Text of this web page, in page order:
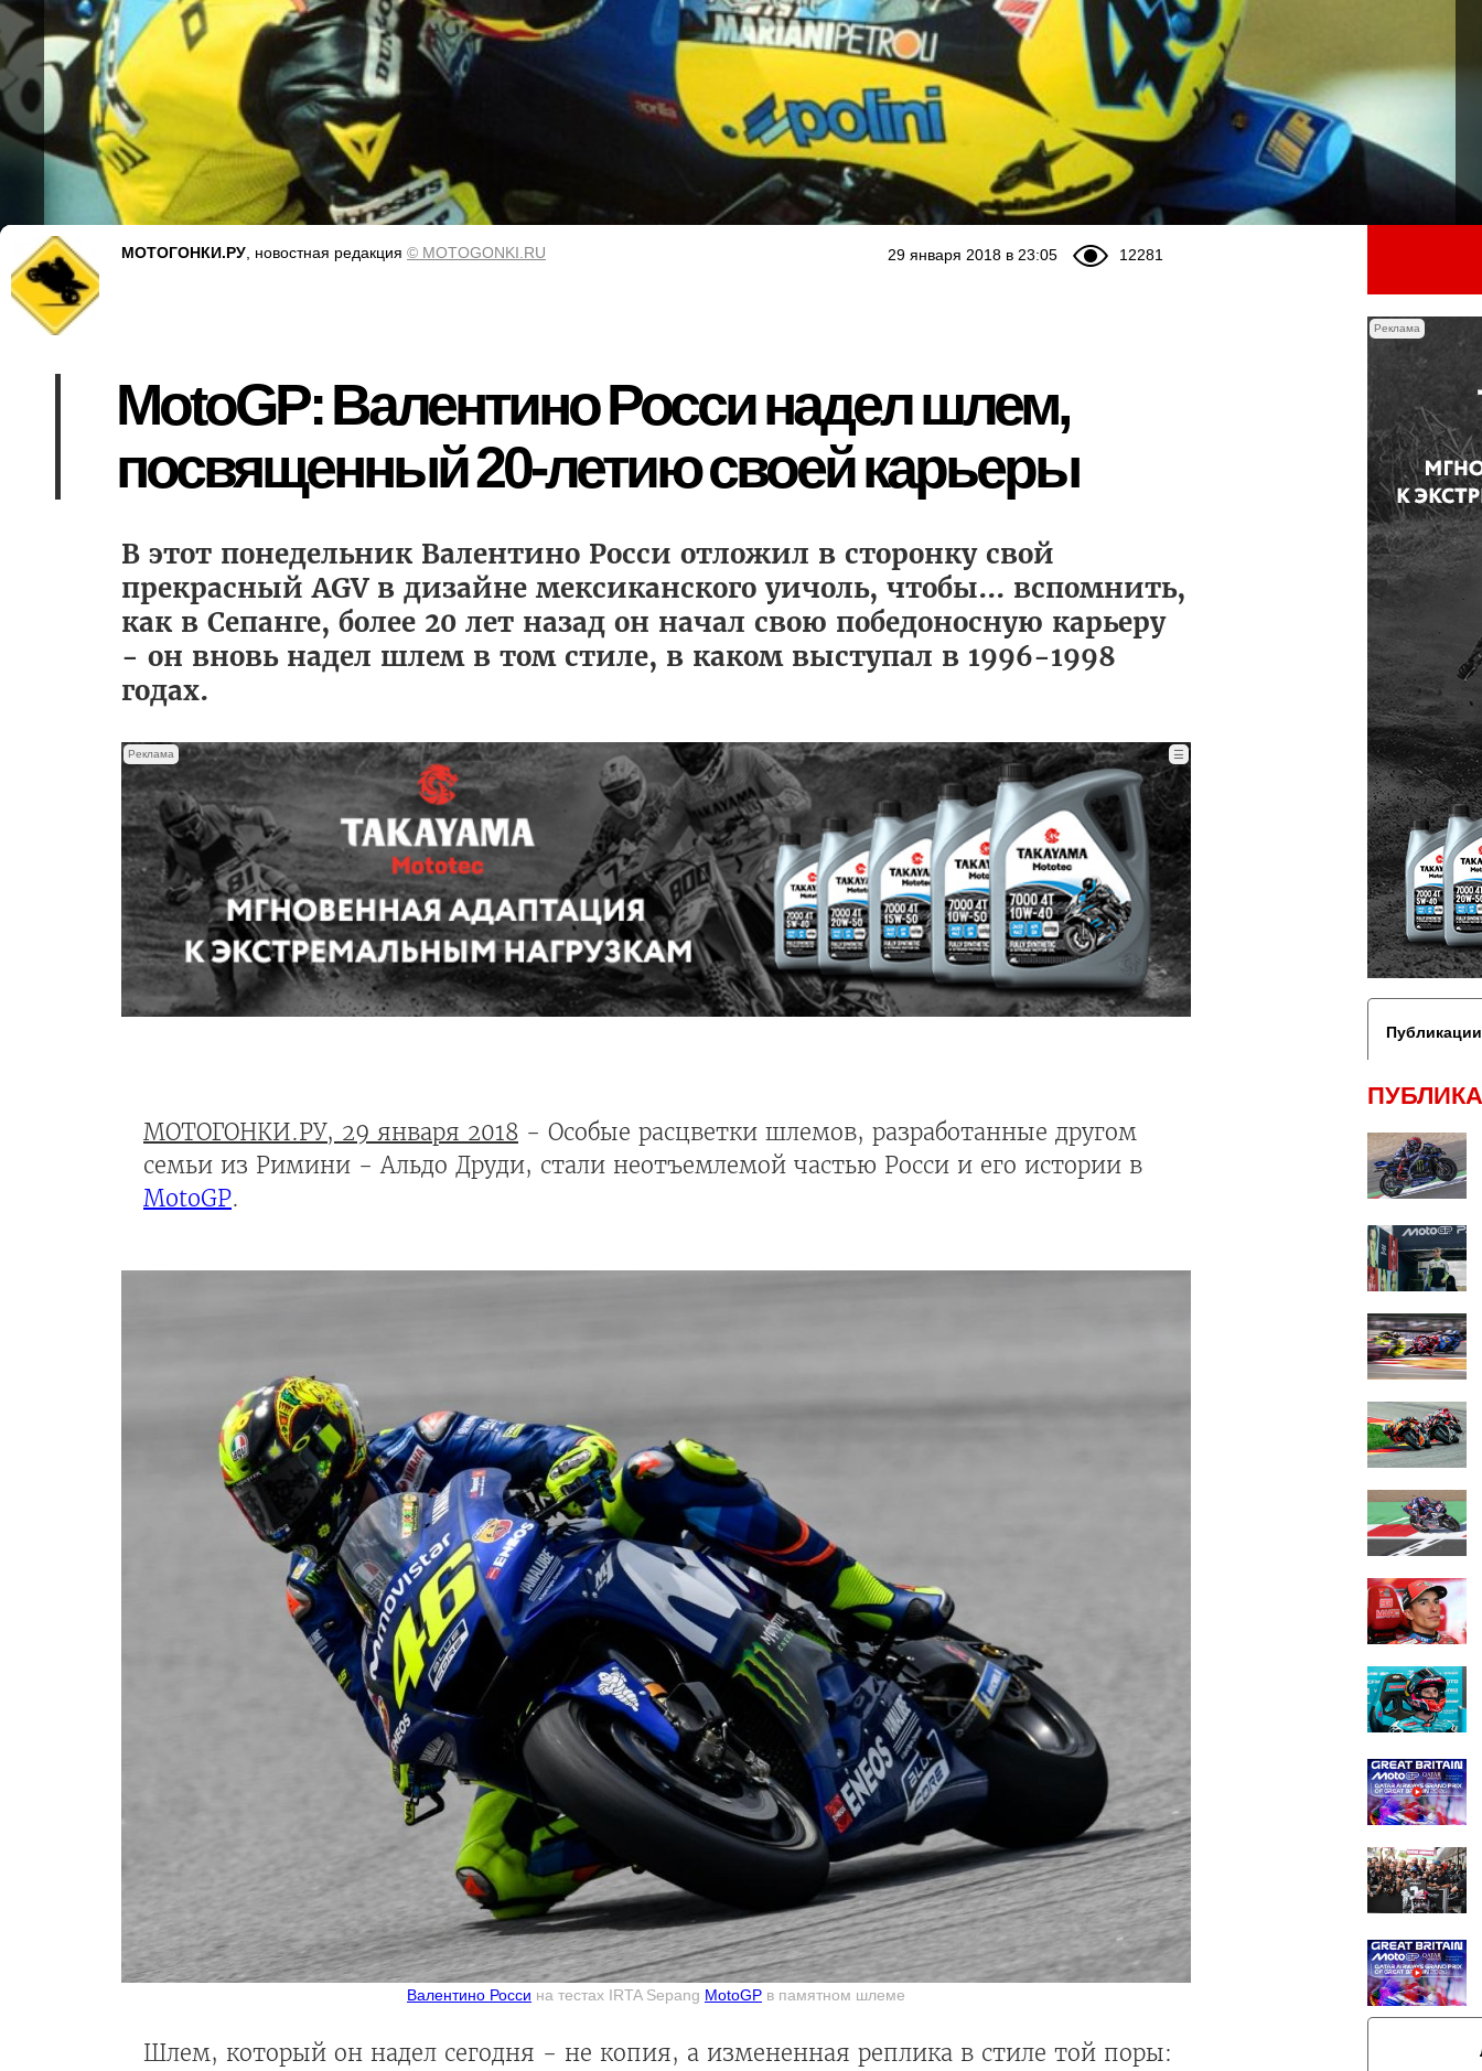
Реклама
12281
29 января 2018 в 23:05
МОТОГОНКИ.РУ , новостная редакция © MOTOGONKI.RU
MotoGP: Валентино Росси надел шлем,
посвященный 20-летию своей карьеры
В этот понедельник Валентино Росси отложил в сторонку свой
прекрасный AGV в дизайне мексиканского уичоль, чтобы... вспомнить,
как в Сепанге, более 20 лет назад он начал свою победоносную карьеру
- он вновь надел шлем в том стиле, в каком выступал в 1996-1998
годах.
Реклама ☰
МОТОГОНКИ.РУ, 29 января 2018 - Особые расцветки шлемов, разработанные другом
семьи из Римини - Альдо Друди, стали неотъемлемой частью Росси и его истории в
MotoGP.
Валентино Росси на тестах IRTA Sepang MotoGP в памятном шлеме
Шлем, который он надел сегодня - не копия, а измененная реплика в стиле той поры: